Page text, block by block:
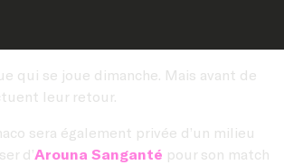
qui se joue dimanche. Mais avant de
leur retour.
sera également privée d’un milieu
d’Arouna Sanganté pour son match